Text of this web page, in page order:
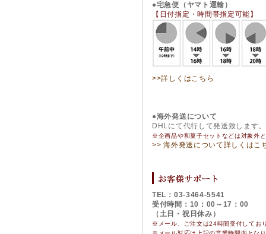
●宅急便（ヤマト運輸）
【日付指定・時間帯指定可能】
>>詳しくはこちら
●海外発送について
DHLにて代行して発送致します。
※企画品や和菓子セットなどは対象外
>> 海外発送について詳しくはこ
TEL：03-3464-5541
受付時間：10：00～17：00
（土日・祝日休み）
※メール、ご注文は24時間受付してお